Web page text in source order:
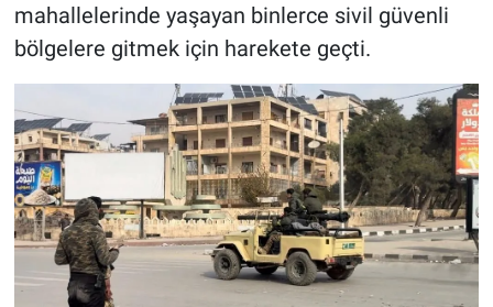
mahallelerinde yaşayan binlerce sivil güvenli
bölgelere gitmek için harekete geçti.